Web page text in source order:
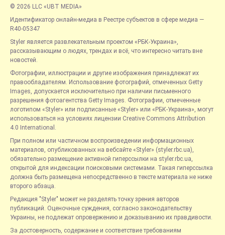
© 2026 LLC «UBT MEDIA»
Идентификатор онлайн-медиа в Реестре субъектов в сфере медиа —
R40-05347
Styler является развлекательным проектом «РБК-Украина»,
рассказывающим о людях, трендах и всё, что интересно читать вне
новостей.
Фотографии, иллюстрации и другие изображения принадлежат их
правообладателям. Использование фотографий, отмеченных Getty
Images, допускается исключительно при наличии письменного
разрешения фотоагентства Getty Images. Фотографии, отмеченные
логотипом «Styler» или подписанные «Styler» или «РБК-Украина», могут
использоваться на условиях лицензии Creative Commons Attribution
4.0 International.
При полном или частичном воспроизведении информационных
материалов, опубликованных на вебсайте «Styler» (styler.rbc.ua),
обязательно размещение активной гиперссылки на styler.rbc.ua,
открытой для индексации поисковыми системами. Такая гиперссылка
должна быть размещена непосредственно в тексте материала не ниже
второго абзаца.
Редакция "Styler" может не разделять точку зрения авторов
публикаций. Оценочные суждения, согласно законодательству
Украины, не подлежат опровержению и доказыванию их правдивости.
За достоверность, содержание и соответствие требованиям